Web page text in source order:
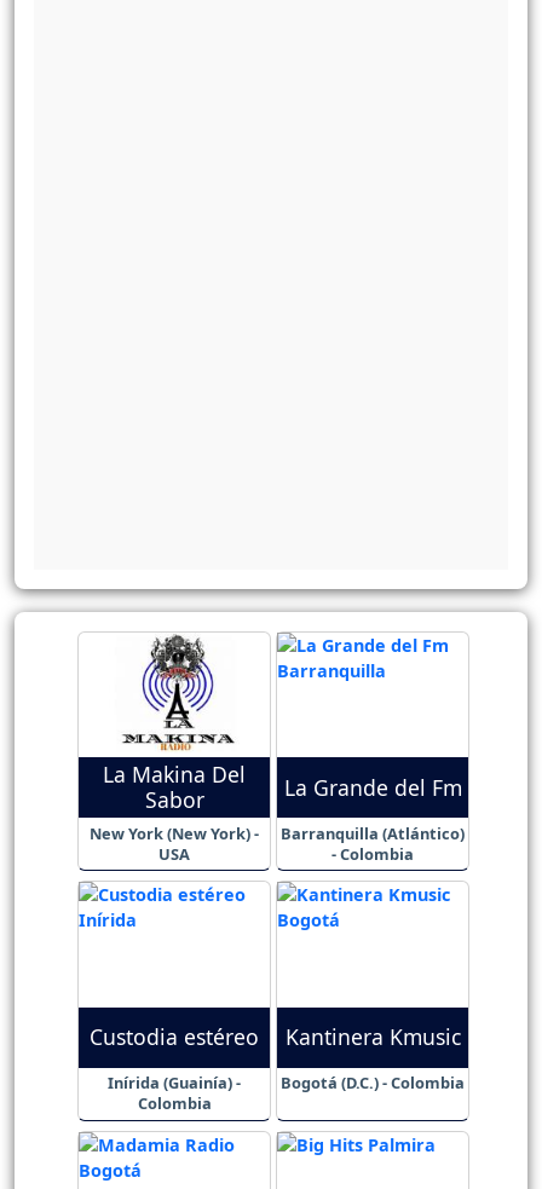
La Makina Del
Sabor
New York (New York) -
USA
La Grande del Fm
Barranquilla (Atlántico)
- Colombia
Custodia estéreo
Inírida (Guainía) -
Colombia
Kantinera Kmusic
Bogotá (D.C.) - Colombia